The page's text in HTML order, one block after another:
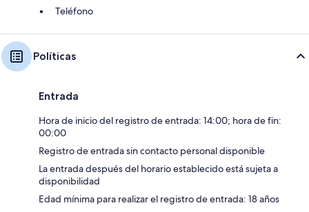
Teléfono
Políticas
Entrada
Hora de inicio del registro de entrada: 14:00; hora de fin:
00:00
Registro de entrada sin contacto personal disponible
La entrada después del horario establecido está sujeta a
disponibilidad
Edad mínima para realizar el registro de entrada: 18 años